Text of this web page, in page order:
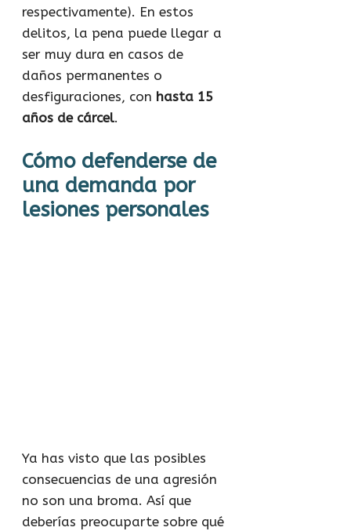
respectivamente). En estos
delitos, la pena puede llegar a
ser muy dura en casos de
daños permanentes o
desfiguraciones, con hasta 15
años de cárcel.
Cómo defenderse de
una demanda por
lesiones personales
Ya has visto que las posibles
consecuencias de una agresión
no son una broma. Así que
deberías preocuparte sobre qué